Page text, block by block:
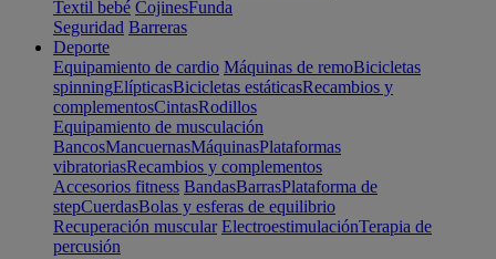
Textil bebé CojinesFunda
Seguridad Barreras
Deporte
Equipamiento de cardio Máquinas de remoBicicletas
spinningElípticasBicicletas estáticasRecambios y
complementosCintasRodillos
Equipamiento de musculación
BancosMancuernasMáquinasPlataformas
vibratoriasRecambios y complementos
Accesorios fitness BandasBarrasPlataforma de
stepCuerdasBolas y esferas de equilibrio
Recuperación muscular ElectroestimulaciónTerapia de
percusión